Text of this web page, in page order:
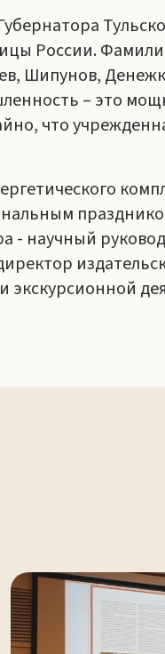
России.
Шипунов,
– это
что
- научный